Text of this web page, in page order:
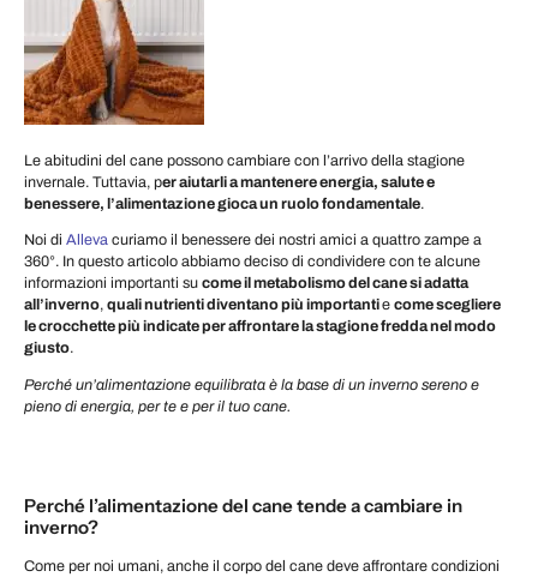
Le abitudini del cane possono cambiare con l’arrivo della stagione
invernale. Tuttavia, per aiutarli a mantenere energia, salute e
benessere, l’alimentazione gioca un ruolo fondamentale.
Noi di Alleva curiamo il benessere dei nostri amici a quattro zampe a
360°. In questo articolo abbiamo deciso di condividere con te alcune
informazioni importanti su come il metabolismo del cane si adatta
all’inverno, quali nutrienti diventano più importantie come scegliere
le crocchette più indicate per affrontare la stagione fredda nel modo
giusto.
Perché un’alimentazione equilibrata è la base di un inverno sereno e
pieno di energia, per te e per il tuo cane.
Perché l’alimentazione del cane tende a cambiare in
inverno?
Come per noi umani, anche il corpo del cane deve affrontare condizioni